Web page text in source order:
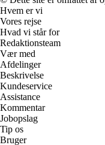
Hvem er vi
Vores rejse
Hvad vi står for
Redaktionsteam
Vær med
Afdelinger
Beskrivelse
Kundeservice
Assistance
Kommentar
Jobopslag
Tip os
Bruger